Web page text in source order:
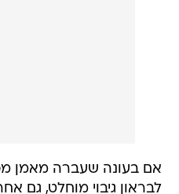
אם בעונה שעברה מאמן
לבראון גיבוי מוחלט, גם